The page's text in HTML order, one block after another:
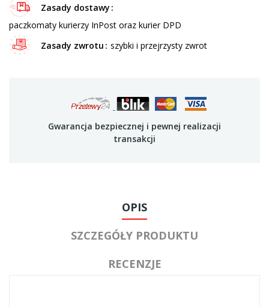
Zasady dostawy
paczkomaty kurierzy InPost oraz kurier DPD
Zasady zwrotu
szybki i przejrzysty zwrot
Gwarancja bezpiecznej i pewnej realizacji
transakcji
OPIS
SZCZEGÓŁY PRODUKTU
RECENZJE